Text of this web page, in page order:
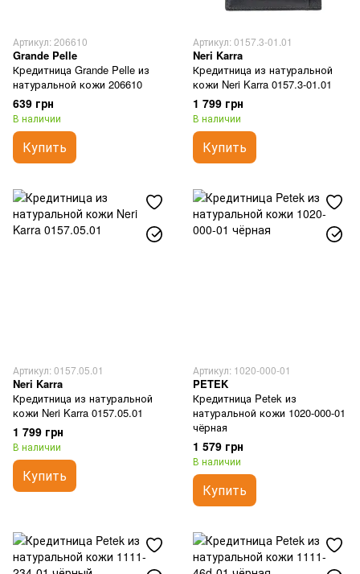
Артикул: 206610
Grande Pelle
Кредитница Grande Pelle из
натуральной кожи 206610
639 грн
В наличии
Купить
Артикул: 0157.3-01.01
Neri Karra
Кредитница из натуральной
кожи Neri Karra 0157.3-01.01
1 799 грн
В наличии
Купить
Артикул: 0157.05.01
Neri Karra
Кредитница из натуральной
кожи Neri Karra 0157.05.01
1 799 грн
В наличии
Купить
Артикул: 1020-000-01
PETEK
Кредитница Petek из
натуральной кожи 1020-000-01
чёрная
1 579 грн
В наличии
Купить